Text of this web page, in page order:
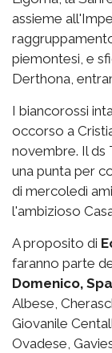
assieme
piemontesi, e
Derthona,
I biancorossi
occorso a
novembre. Il ds
una punta per
di mercoledì
l'ambizioso
A proposito di
faranno parte
Domenico,
Albese,
Giovanile
Ovadese,